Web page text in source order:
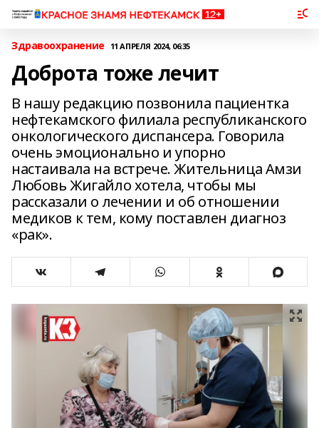
Здравоохранение 11 АПРЕЛЯ 2024, 06:35
Доброта тоже лечит
В нашу редакцию позвонила пациентка
нефтекамского филиала республиканского
онкологического диспансера. Говорила
очень эмоционально и упорно
настаивала на встрече. Жительница Амзи
Любовь Жигайло хотела, чтобы мы
рассказали о лечении и об отношении
медиков к тем, кому поставлен диагноз
«рак».